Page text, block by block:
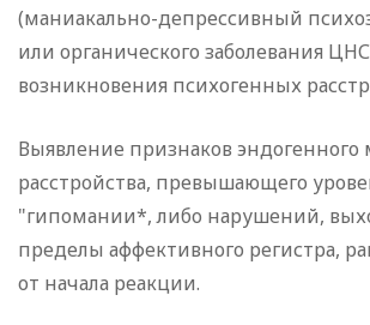
(маниакально-депрессивный
или органического заболевания
возникновения психогенных
Выявление признаков эндогенного
расстройства, превышающего
"гипомании*, либо нарушений,
пределы аффективного регистра,
от начала реакции.